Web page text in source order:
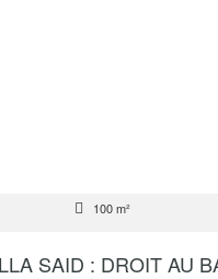
100 m²
SAID : DROIT AU